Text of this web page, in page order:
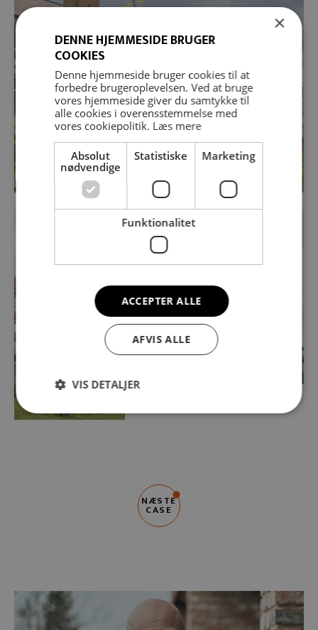
NÆSTE
CASE
×
DENNE HJEMMESIDE BRUGER
COOKIES
Denne hjemmeside bruger cookies til at
forbedre brugeroplevelsen. Ved at bruge
vores hjemmeside giver du samtykke til
alle cookies i overensstemmelse med
vores cookiepolitik. Læs mere
Absolut
nødvendige
Statistiske Marketing
Funktionalitet
ACCEPTER ALLE
AFVIS ALLE
VIS DETALJER